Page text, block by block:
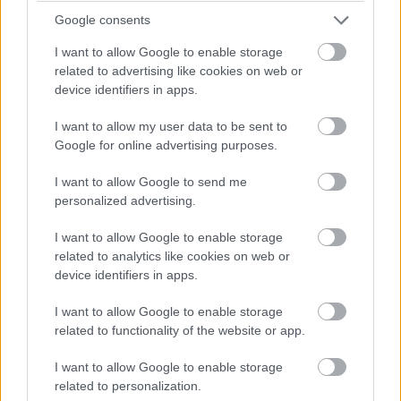
Google consents
I want to allow Google to enable storage
related to advertising like cookies on web or
device identifiers in apps.
I want to allow my user data to be sent to
Google for online advertising purposes.
I want to allow Google to send me
personalized advertising.
I want to allow Google to enable storage
related to analytics like cookies on web or
device identifiers in apps.
I want to allow Google to enable storage
related to functionality of the website or app.
I want to allow Google to enable storage
related to personalization.
#gonosz halott #gonosz halott - ébredés
dead rise
#gore #horror #lee cronin
#sam raimi
Évadkritika: Vaják: A vér eredete
- 1. évad
Bagi Levente|2023 január 5. 15:00
Túl vagyunk a Vaják előzménysorozatán, ami